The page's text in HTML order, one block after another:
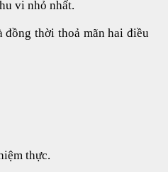
vi nhỏ nhất.
đồng thời thoả mãn hai điều
thực.